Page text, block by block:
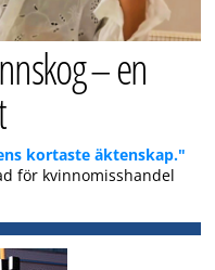
– en
kortaste äktenskap."
för kvinnomisshandel